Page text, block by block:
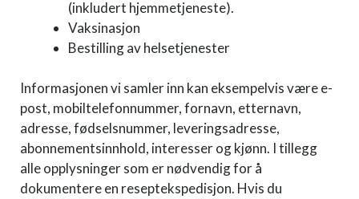
(inkludert hjemmetjeneste).
Vaksinasjon
Bestilling av helsetjenester
Informasjonen vi samler inn kan eksempelvis være e-
post, mobiltelefonnummer, fornavn, etternavn,
adresse, fødselsnummer, leveringsadresse,
abonnementsinnhold, interesser og kjønn. I tillegg
alle opplysninger som er nødvendig for å
dokumentere en reseptekspedisjon. Hvis du